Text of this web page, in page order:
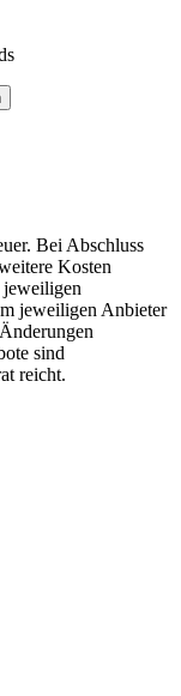
Bei Abschluss
Kosten
jeweiligen
jeweiligen Anbieter
sind
reicht.